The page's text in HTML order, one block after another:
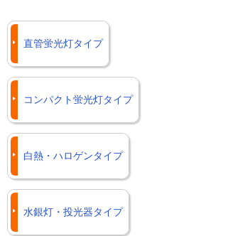
直管蛍光灯タイプ
コンパクト蛍光灯タイプ
白熱・ハロゲンタイプ
水銀灯・投光器タイプ